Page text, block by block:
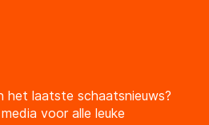
het laatste schaatsnieuws?
voor alle leuke